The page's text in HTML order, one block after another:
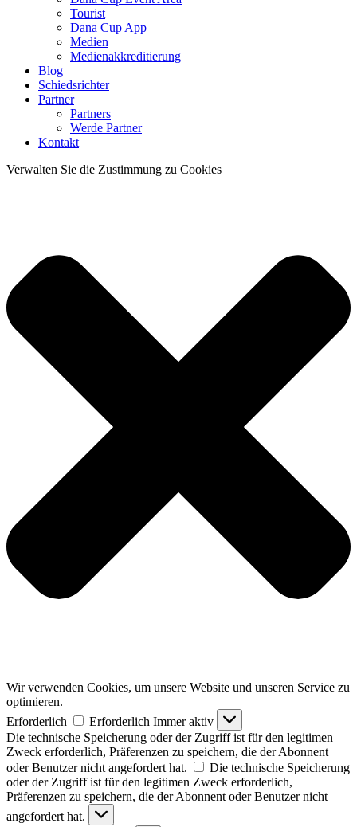
Tourist
Dana Cup App
Medien
Medienakkreditierung
Blog
Schiedsrichter
Partner
Partners
Werde Partner
Kontakt
Verwalten Sie die Zustimmung zu Cookies
Wir verwenden Cookies, um unsere Website und unseren Service zu
optimieren.
Erforderlich
Erforderlich Immer aktiv
Die technische Speicherung oder der Zugriff ist für den legitimen
Zweck erforderlich, Präferenzen zu speichern, die der Abonnent
oder Benutzer nicht angefordert hat.
Die technische Speicherung
oder der Zugriff ist für den legitimen Zweck erforderlich,
Präferenzen zu speichern, die der Abonnent oder Benutzer nicht
angefordert hat.